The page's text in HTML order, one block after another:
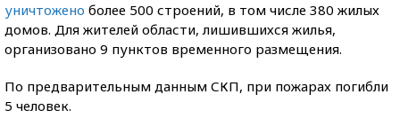
уничтожено более 500 строений, в том числе 380 жилых
домов. Для жителей области, лишившихся жилья,
организовано 9 пунктов временного размещения.
По предварительным данным СКП, при пожарах погибли
5 человек.